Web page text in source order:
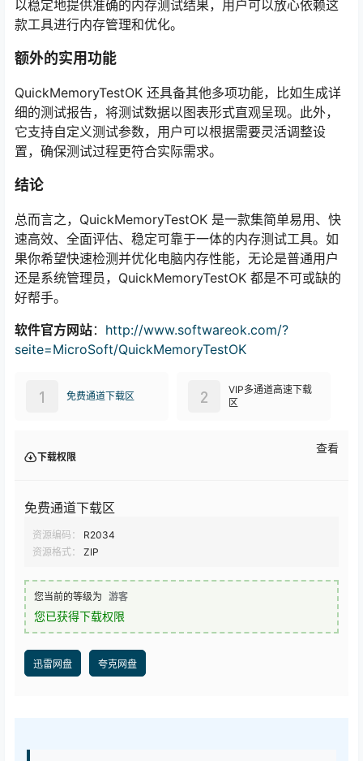
以稳定地提供准确的内存测试结果，用户可以放心依赖这
款工具进行内存管理和优化。
额外的实用功能
QuickMemoryTestOK 还具备其他多项功能，比如生成详
细的测试报告，将测试数据以图表形式直观呈现。此外，
它支持自定义测试参数，用户可以根据需要灵活调整设
置，确保测试过程更符合实际需求。
结论
总而言之，QuickMemoryTestOK 是一款集简单易用、快
速高效、全面评估、稳定可靠于一体的内存测试工具。如
果你希望快速检测并优化电脑内存性能，无论是普通用户
还是系统管理员，QuickMemoryTestOK 都是不可或缺的
好帮手。
软件官方网站： http://www.softwareok.com/?
seite=MicroSoft/QuickMemoryTestOK
免费通道下载区
1
VIP多通道高速下载
区
2
下载权限
查看
免费通道下载区
资源编码：
R2034
资源格式：
ZIP
您当前的等级为 游客
您已获得下载权限
迅雷网盘 夸克网盘